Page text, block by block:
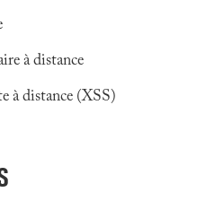
à distance
à distance (XSS)